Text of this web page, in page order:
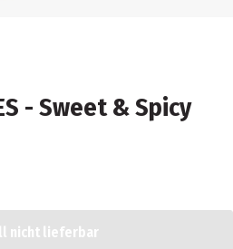
- Sweet & Spicy
nicht lieferbar